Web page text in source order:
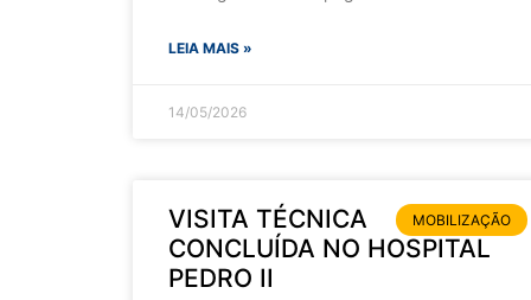
LEIA MAIS »
14/05/2026
MOBILIZAÇÃO
VISITA TÉCNICA
CONCLUÍDA NO HOSPITAL
PEDRO II